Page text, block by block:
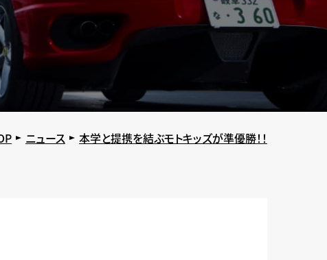
ニュース 本学と提携を結ぶモトキッズが準優勝！！